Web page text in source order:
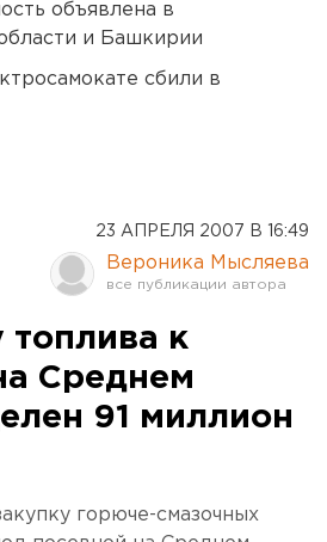
объявлена в
и Башкирии
сбили в
23 АПРЕЛЯ 2007 В 16:49
Вероника Мысляева
топлива к
Среднем
91 миллион
горюче-смазочных